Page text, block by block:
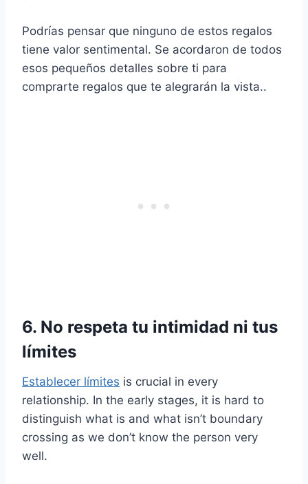
Podrías pensar que ninguno de estos regalos
tiene valor sentimental. Se acordaron de todos
esos pequeños detalles sobre ti para
comprarte regalos que te alegrarán la vista..
6. No respeta tu intimidad ni tus
límites
Establecer límites is crucial in every
relationship. In the early stages, it is hard to
distinguish what is and what isn’t boundary
crossing as we don’t know the person very
well.